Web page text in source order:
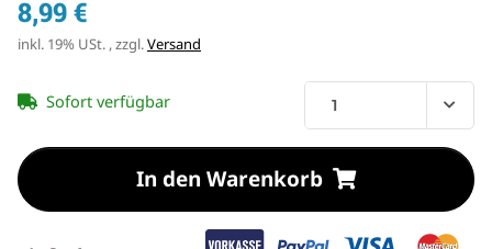
8,99 €
inkl. 19% USt. , zzgl.Versand
Sofort verfügbar
In den Warenkorb